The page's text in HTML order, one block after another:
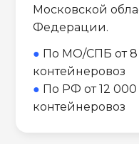
Московской
Федерации.
● По МО/СПБ от 8
контейнеровоз
● По РФ от 12
контейнеровоз